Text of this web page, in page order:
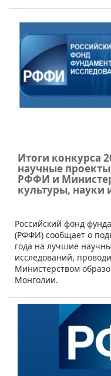
Итоги конкурса
научные
РФФИ и
культуры, науки
Российский фонд
(РФФИ) сообщает о
года на лучшие
исследований,
Министерством
Монголии.